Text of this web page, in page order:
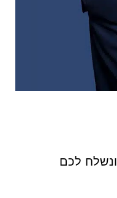
הרשמו לניוזלטר של Uplaw ונשלח לכם